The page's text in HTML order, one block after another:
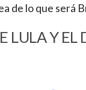
de lo que será
LULA Y EL